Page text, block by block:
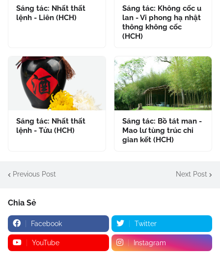
Sáng tác: Nhất thất
lệnh - Liên (HCH)
Sáng tác: Không cốc u
lan - Vi phong hạ nhật
thông không cốc
(HCH)
Sáng tác: Nhất thất
lệnh - Tửu (HCH)
Sáng tác: Bồ tát man -
Mao lư tùng trúc chi
gian kết (HCH)
Previous Post Next Post
Chia Sẻ
Facebook Twitter
YouTube Instagram